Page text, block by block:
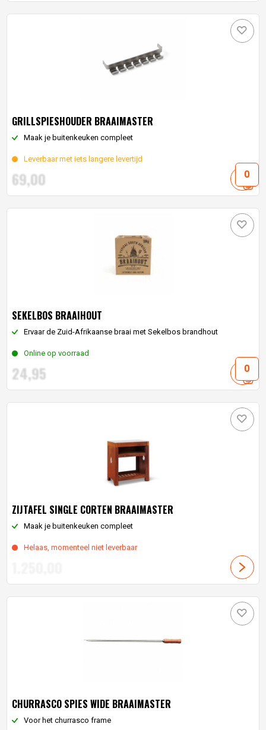
GRILLSPIESHOUDER BRAAIMASTER
Maak je buitenkeuken compleet
Leverbaar met iets langere levertijd
69,00
SEKELBOS BRAAIHOUT
Ervaar de Zuid-Afrikaanse braai met Sekelbos brandhout
Online op voorraad
24,95
ZIJTAFEL SINGLE CORTEN BRAAIMASTER
Maak je buitenkeuken compleet
Helaas, momenteel niet leverbaar
CHURRASCO SPIES WIDE BRAAIMASTER
Voor het churrasco frame